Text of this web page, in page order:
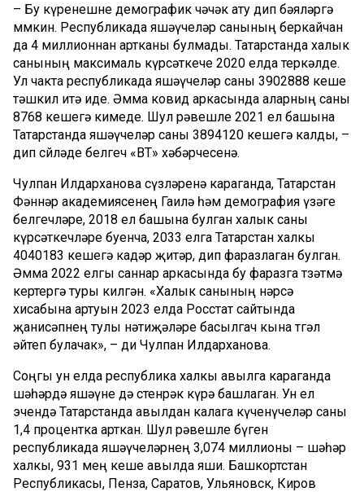
– Бу күренешне демографик чәчәк ату дип бәяләргә
мөмкин. Республикада яшәүчеләр санының беркайчан
да 4 миллионнан артканы булмады. Татарстанда халык
санының максималь күрсәткече 2020 елда теркәлде.
Ул чакта республикада яшәүчеләр саны 3902888 кеше
тәшкил итә иде. Әмма ковид аркасында аларның саны
8768 кешегә кимеде. Шул рәвешле 2021 ел башына
Татарстанда яшәүчеләр саны 3894120 кешегә калды, –
дип сөйләде белгеч «ВТ» хәбәрчесенә.
Чулпан Илдарханова сүзләренә караганда, Татарстан
Фәннәр академиясенең Гаилә һәм демография үзәге
белгечләре, 2018 ел башына булган халык саны
күрсәткечләре буенча, 2033 елга Татарстан халкы
4040183 кешегә кадәр җитәр, дип фаразлаган булган.
Әмма 2022 елгы саннар аркасында бу фаразга төзәтмә
кертергә туры килгән. «Халык санының нәрсә
хисабына артуын 2023 елда Росстат сайтында
җанисәпнең тулы нәтиҗәләре басылгач кына төгәл
әйтеп булачак», – ди Чулпан Илдарханова.
Соңгы ун елда республика халкы авылга караганда
шәһәрдә яшәүне дә өстенрәк күрә башлаган. Ун ел
эчендә Татарстанда авылдан калага күченүчеләр саны
1,4 процентка арткан. Шул рәвешле бүген
республикада яшәүчеләрнең 3,074 миллионы – шәһәр
халкы, 931 мең кеше авылда яши. Башкортстан
Республикасы, Пенза, Саратов, Ульяновск, Киров